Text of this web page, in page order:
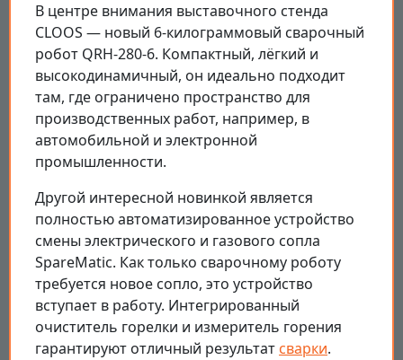
В центре внимания выставочного стенда
CLOOS — новый 6-килограммовый сварочный
робот QRH-280-6. Компактный, лёгкий и
высокодинамичный, он идеально подходит
там, где ограничено пространство для
производственных работ, например, в
автомобильной и электронной
промышленности.
Другой интересной новинкой является
полностью автоматизированное устройство
смены электрического и газового сопла
SpareMatic. Как только сварочному роботу
требуется новое сопло, это устройство
вступает в работу. Интегрированный
очиститель горелки и измеритель горения
гарантируют отличный результат сварки.